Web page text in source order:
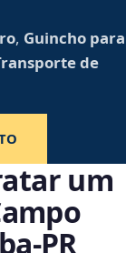
, Guincho para
de
um